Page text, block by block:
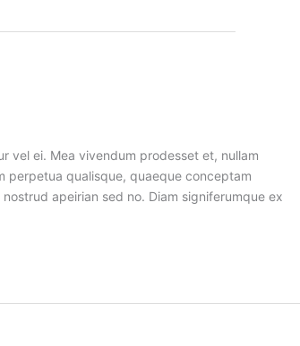
vel ei. Mea vivendum prodesset et, nullam
perpetua qualisque, quaeque conceptam
apeirian sed no. Diam signiferumque ex